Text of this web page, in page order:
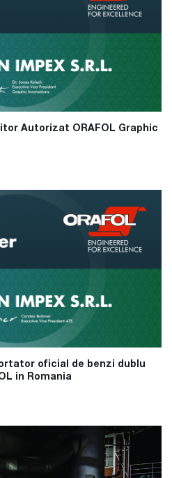
Autorizat ORAFOL Graphic
oficial de benzi dublu
in Romania